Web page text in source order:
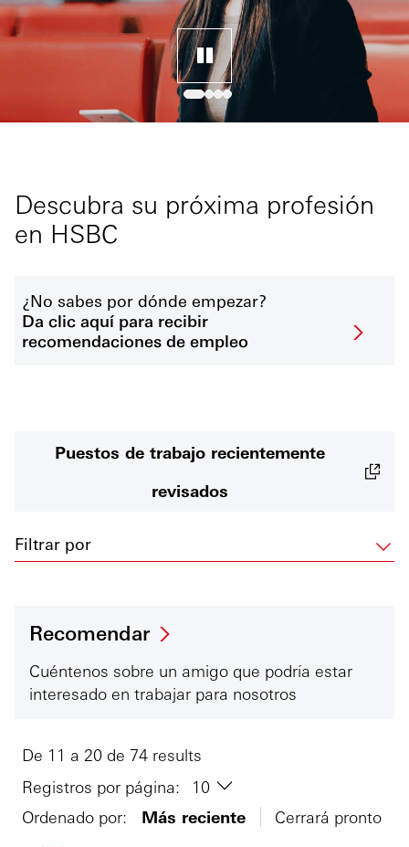
Descubra su próxima profesión
en HSBC
¿No sabes por dónde empezar?
Da clic aquí para recibir
recomendaciones de empleo
Puestos de trabajo recientemente
revisados
Filtrar por
Recomendar
Cuéntenos sobre un amigo que podría estar
interesado en trabajar para nosotros
De 11 a 20 de 74 results
Registros por página:
Ordenado por:
Más reciente Cerrará pronto